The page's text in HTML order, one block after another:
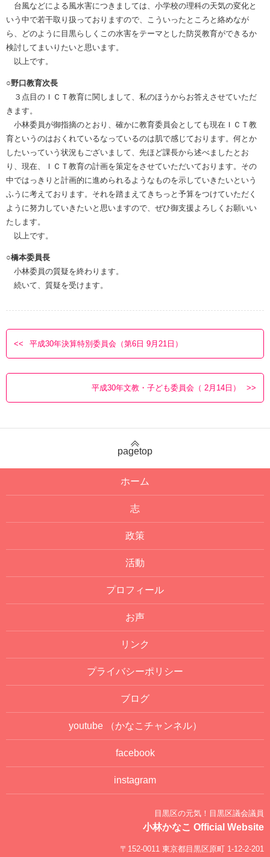
台風などによる風水害につきましては、小学校の理科の天気の変化と
いう中で若干取り扱っておりますので、こういったところと絡めなが
ら、どのように目黒らしくこの水害をテーマとした防災教育ができるか
検討してまいりたいと思います。
以上です。
○野口教育次長
３点目のＩＣＴ教育に関しまして、私のほうからお答えさせていただ
きます。
小林委員が御指摘のとおり、確かに教育委員会としても現在ＩＣＴ教
育というのはおくれているなっているのは肌で感じております。何とか
したいっていう状況もございまして、先ほど課長から述べましたとお
り、現在、ＩＣＴ教育の計画を策定をさせていただいております。その
中ではっきりと計画的に進められるようなものを示していきたいという
ふうに考えております。それを踏まえてきちっと予算をつけていただく
ように努力していきたいと思いますので、ぜひ御支援よろしくお願いい
たします。
以上です。
○橋本委員長
小林委員の質疑を終わります。
続いて、質疑を受けます。
平成30年決算特別委員会（第6日 9月21日）
平成30年文教・子ども委員会（ 2月14日）
pagetop
ホーム
志
政策
活動
プロフィール
お声
リンク
プライバシーポリシー
ブログ
youtube （かなこチャンネル）
facebook
instagram
目黒区の元気！目黒区議会議員
小林かなこ Official Website
〒152-0011 東京都目黒区原町 1-12-2-201